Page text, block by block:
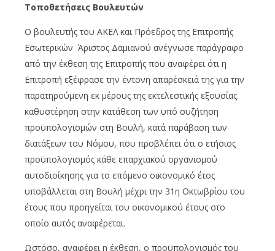
Τοποθετήσεις Βουλευτών
Ο βουλευτής του ΑΚΕΛ και Πρόεδρος της Επιτροπής
Εσωτερικών Άριστος Δαμιανού ανέγνωσε παράγραφο
από την έκθεση της Επιτροπής που αναφέρει ότι η
Επιτροπή εξέφρασε την έντονη απαρέσκειά της για την
παρατηρούμενη εκ μέρους της εκτελεστικής εξουσίας
καθυστέρηση στην κατάθεση των υπό συζήτηση
προϋπολογισμών στη Βουλή, κατά παράβαση των
διατάξεων του Νόμου, που προβλέπει ότι ο ετήσιος
προϋπολογισμός κάθε επαρχιακού οργανισμού
αυτοδιοίκησης για το επόμενο οικονομικό έτος
υποβάλλεται στη Βουλή μέχρι την 31η Οκτωβρίου του
έτους που προηγείται του οικονομικού έτους στο
οποίο αυτός αναφέρεται.
Ωστόσο, αναφέρει η έκθεση, ο προϋπολογισμός του